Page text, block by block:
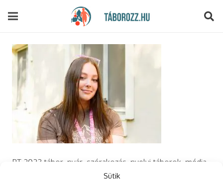
Sütik
PT 2023 tábor, nyár, szórakozás, nyelvi táborok, média,
film, robotika, angoltábor, fotós tábor, sporttábor,